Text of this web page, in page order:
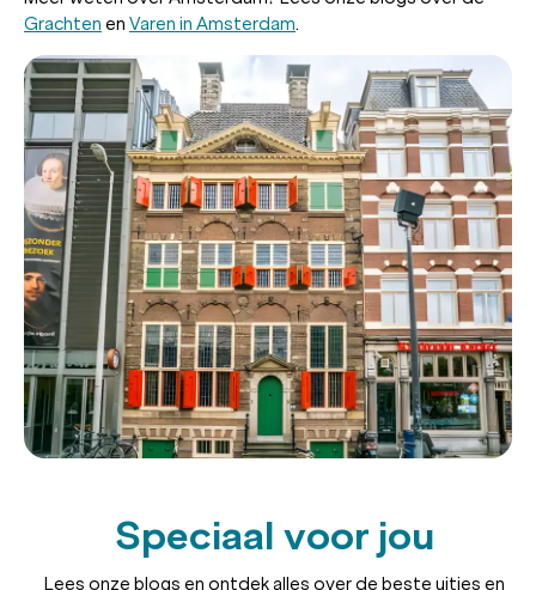
Grachten en Varen in Amsterdam.
Speciaal voor jou
Lees onze blogs en ontdek alles over de beste uitjes en